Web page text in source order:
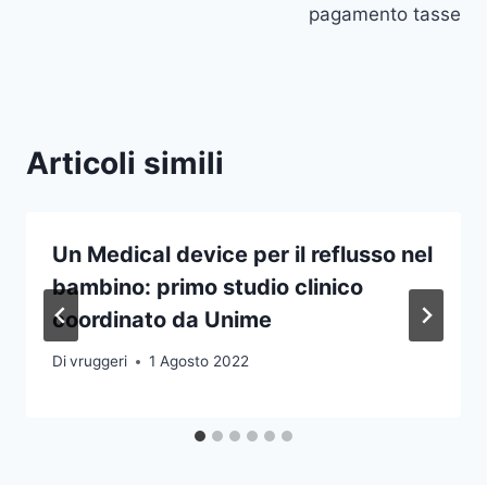
pagamento tasse
Articoli simili
Un Medical device per il reflusso nel
bambino: primo studio clinico
coordinato da Unime
Divruggeri 1 Agosto 2022